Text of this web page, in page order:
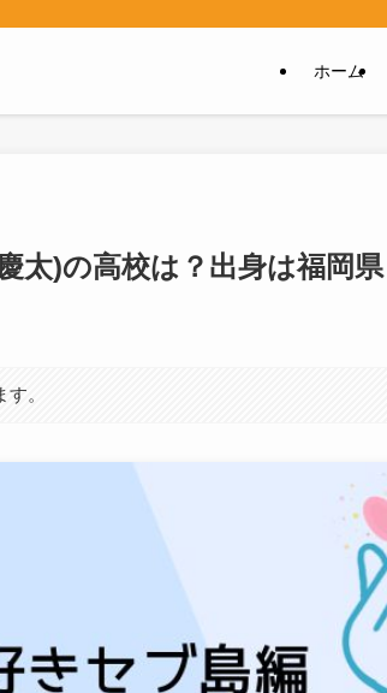
ホーム
太)の高校は？出身は福岡県
。